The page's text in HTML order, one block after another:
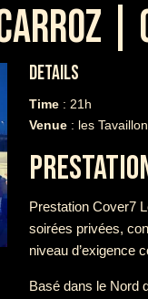
|
DETAILS
Time : 21h
Venue : les
Prestation Cover7
soirées privées,
niveau d’exigence
Basé dans le Nord